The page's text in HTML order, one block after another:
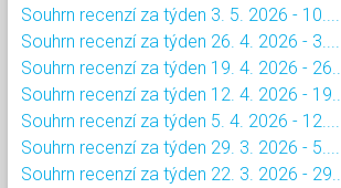
Souhrn recenzí za týden 3. 5. 2026 - 10....
Souhrn recenzí za týden 26. 4. 2026 - 3....
Souhrn recenzí za týden 19. 4. 2026 - 26....
Souhrn recenzí za týden 12. 4. 2026 - 19....
Souhrn recenzí za týden 5. 4. 2026 - 12....
Souhrn recenzí za týden 29. 3. 2026 - 5....
Souhrn recenzí za týden 22. 3. 2026 - 29....